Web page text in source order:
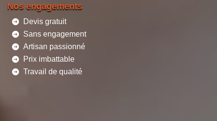
Nos engagements
Devis gratuit
Sans engagement
Artisan passionné
Prix imbattable
Travail de qualité